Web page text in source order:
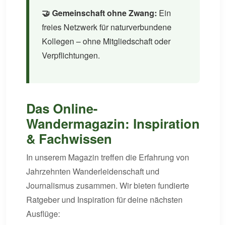
🤝 Gemeinschaft ohne Zwang: Ein
freies Netzwerk für naturverbundene
Kollegen – ohne Mitgliedschaft oder
Verpflichtungen.
Das Online-
Wandermagazin: Inspiration
& Fachwissen
In unserem Magazin treffen die Erfahrung von
Jahrzehnten Wanderleidenschaft und
Journalismus zusammen. Wir bieten fundierte
Ratgeber und Inspiration für deine nächsten
Ausflüge: